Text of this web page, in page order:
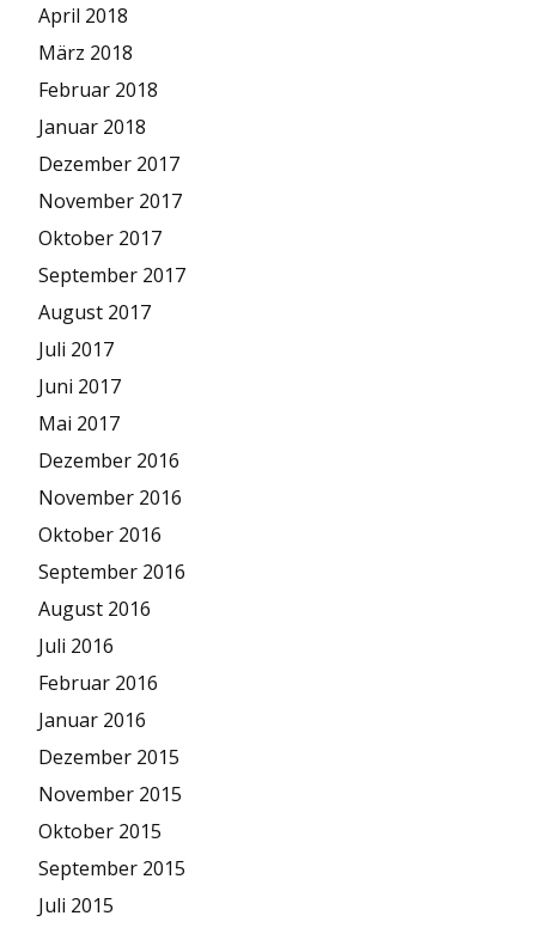
April 2018
März 2018
Februar 2018
Januar 2018
Dezember 2017
November 2017
Oktober 2017
September 2017
August 2017
Juli 2017
Juni 2017
Mai 2017
Dezember 2016
November 2016
Oktober 2016
September 2016
August 2016
Juli 2016
Februar 2016
Januar 2016
Dezember 2015
November 2015
Oktober 2015
September 2015
Juli 2015